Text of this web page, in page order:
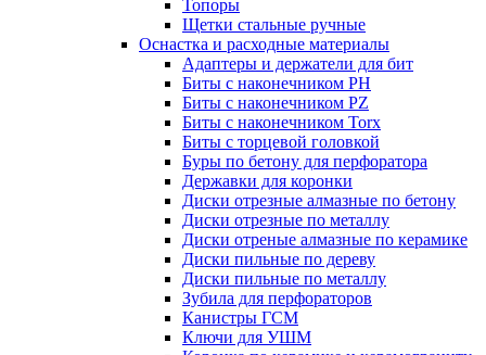
Топоры
Щетки стальные ручные
Оснастка и расходные материалы
Адаптеры и держатели для бит
Биты с наконечником PH
Биты с наконечником PZ
Биты с наконечником Torx
Биты с торцевой головкой
Буры по бетону для перфоратора
Державки для коронки
Диски отрезные алмазные по бетону
Диски отрезные по металлу
Диски отреные алмазные по керамике
Диски пильные по дереву
Диски пильные по металлу
Зубила для перфораторов
Канистры ГСМ
Ключи для УШМ